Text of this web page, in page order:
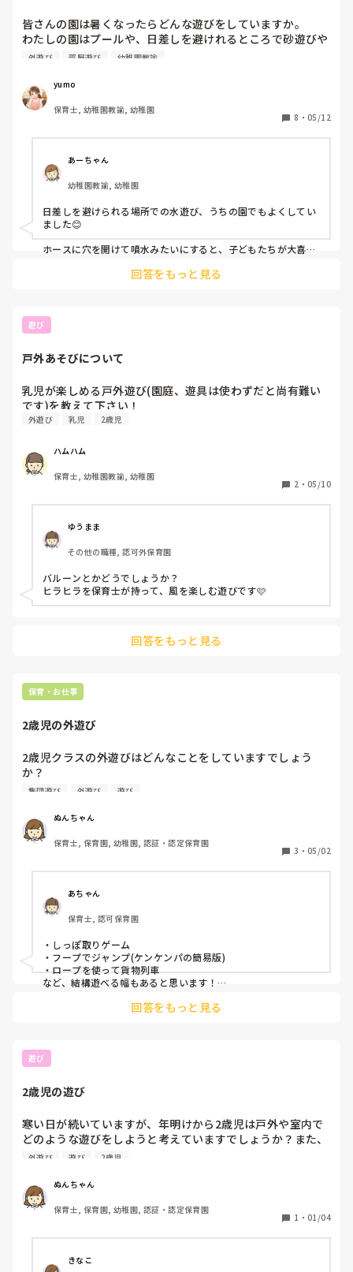
皆さんの園は暑くなったらどんな遊びをしていますか。
わたしの園はプールや、日差しを避けれるところで砂遊びや
水遊び。虫取り。色水など。
び、身体を使って遊べるように年齢を見ながらですが跳び箱
やマット、平均台など。楽器遊び。スライムや、小麦粘土も
楽しみます。
近年暑い日が増えて、長い夏にマンネリを感じることもある
ので新しい遊びを楽しみたいなと思っています。（特に室
内）
わたしの園ではこんな遊びをしているよ！というものがあっ
たら教えて頂けたら嬉しいです。
宜しくお願い致します。
外遊び 部屋遊び 幼稚園教諭
yumo
保育士, 幼稚園教諭, 幼稚園
8 ・ 05/12
あーちゃん
幼稚園教諭, 幼稚園
日差しを避けられる場所での水遊び、うちの園でもよくしてい
ました😊
ホースに穴を開けて噴水みたいにすると、子どもたちが大喜び
年長児は大型積み木で大きなお家や迷路を作ったり、石けんを
ダイナミックな感触遊びも盛り上がっていました🎨
暑い日が続くと遊びもマンネリ化しやすいですが、少しでも参
回答をもっと見る
遊び
戸外あそびについて
乳児が楽しめる戸外遊び(園庭、遊具は使わずだと尚有難い
です)を教えて下さい！
外遊び 乳児 2歳児
ハムハム
保育士, 幼稚園教諭, 幼稚園
2 ・ 05/10
ゆうまま
その他の職種, 認可外保育園
バルーンとかどうでしょうか？
ヒラヒラを保育士が持って、風を楽しむ遊びです🩷
回答をもっと見る
保育・お仕事
2歳児の外遊び
2歳児クラスの外遊びはどんなことをしていますでしょう
か？
集団遊びや少人数でてきること、1人でもできることなど何
集団遊び 外遊び 遊び
ぬんちゃん
保育士, 保育園, 幼稚園, 認証・認定保育園
3 ・ 05/02
あちゃん
保育士, 認可保育園
・しっぽ取りゲーム
・フープでジャンプ(ケンケンパの簡易版)
・ロープを使って貨物列車
など、結構遊べる幅もあると思います！
とってね"(自分のしっぽが取られないようにということはあま
回答をもっと見る
遊び
2歳児の遊び
寒い日が続いていますが、年明けから2歳児は戸外や室内で
どのような遊びをしようと考えていますでしょうか？また、
お正月遊びで2歳児でもできる遊びはどんなことがあります
外遊び 遊び 2歳児
ぬんちゃん
保育士, 保育園, 幼稚園, 認証・認定保育園
1 ・ 01/04
きなこ